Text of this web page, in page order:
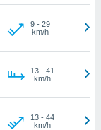
9- 29
km/h
13- 41
km/h
13- 44
km/h